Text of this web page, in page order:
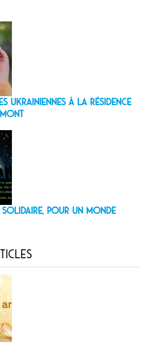
ukrainiennes à la résidence
solidaire, pour un monde